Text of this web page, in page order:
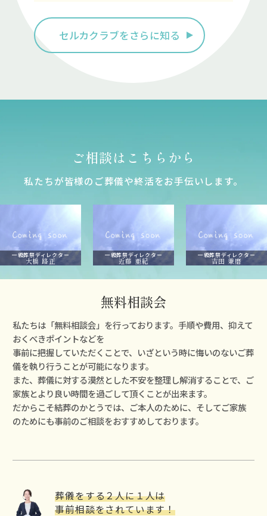
セルカクラブをさらに知る
ご相談はこちらから
私たちが皆様のご葬儀や終活をお⼿伝いします。
一級葬祭ディレクター
大橋 路正
一級葬祭ディレクター
近藤 亜紀
一級葬祭ディレクター
吉田 兼磨
無料相談会
私たちは「無料相談会」を⾏っております。⼿順や費⽤、抑えて
おくべきポイントなどを
事前に把握していただくことで、いざという時に悔いのないご葬
儀を執り⾏うことが可能になります。
また、葬儀に対する漠然とした不安を整理し解消することで、ご
家族とより良い時間を過ごして頂くことが出来ます。
だからこそ結葬のかとうでは、ご本⼈のために、そしてご家族
のためにも事前のご相談をおすすめしております。
葬儀をする２⼈に１⼈は
事前相談をされています！